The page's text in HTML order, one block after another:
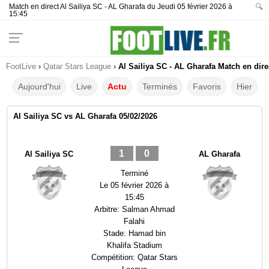
Match en direct Al Sailiya SC - AL Gharafa du Jeudi 05 février 2026 à
15:45
🔍
FootLive › Qatar Stars League › Al Sailiya SC - AL Gharafa Match en
Aujourd'hui Live Actu Terminés Favoris Hier
Al Sailiya SC vs AL Gharafa 05/02/2026
Al Sailiya SC 1 0
Terminé
Le05 février 2026 à
15:45
Arbitre: Salman Ahmad
Falahi
Stade: Hamad bin
Khalifa Stadium
Compétition: Qatar Stars
AL Gharafa